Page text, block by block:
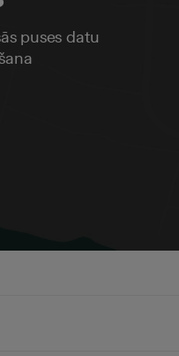
puses datu